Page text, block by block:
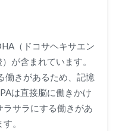
（ドコサヘキサエン
が含まれています。
働きがあるため、記憶
は直接脳に働きかけ
サラにする働きがあ
。